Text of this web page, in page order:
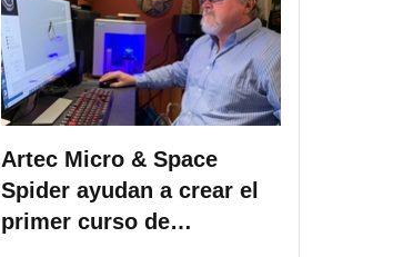
Artec Micro & Space
Spider ayudan a crear el
primer curso de